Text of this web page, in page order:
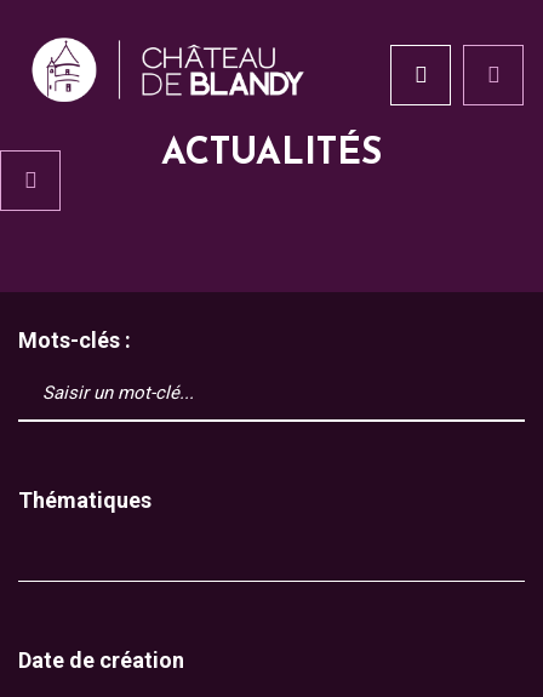
ACTUALITÉS
Mots-clés :
Thématiques
Date de création